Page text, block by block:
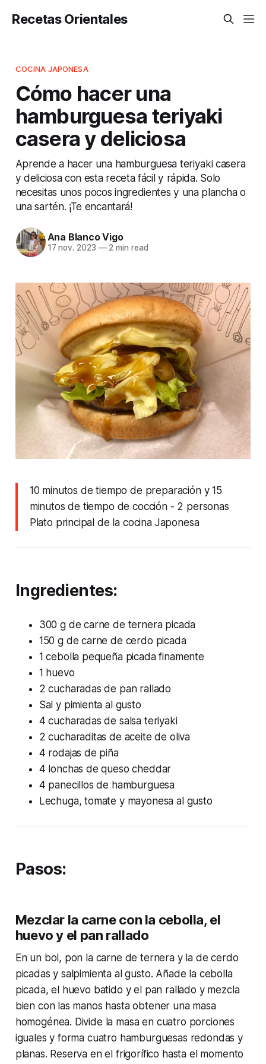
Recetas Orientales
COCINA JAPONESA
Cómo hacer una
hamburguesa teriyaki
casera y deliciosa
Aprende a hacer una hamburguesa teriyaki casera
y deliciosa con esta receta fácil y rápida. Solo
necesitas unos pocos ingredientes y una plancha o
una sartén. ¡Te encantará!
Ana Blanco Vigo
17 nov. 2023 —2 min read
10 minutos de tiempo de preparación y 15
minutos de tiempo de cocción- 2 personas
Plato principal de la cocina Japonesa
Ingredientes:
300 g de carne de ternera picada
150 g de carne de cerdo picada
1 cebolla pequeña picada finamente
1 huevo
2 cucharadas de pan rallado
Sal y pimienta al gusto
4 cucharadas de salsa teriyaki
2 cucharaditas de aceite de oliva
4 rodajas de piña
4 lonchas de queso cheddar
4 panecillos de hamburguesa
Lechuga, tomate y mayonesa al gusto
Pasos:
Mezclar la carne con la cebolla, el
huevo y el pan rallado
En un bol, pon la carne de ternera y la de cerdo
picadas y salpimienta al gusto. Añade la cebolla
picada, el huevo batido y el pan rallado y mezcla
bien con las manos hasta obtener una masa
homogénea. Divide la masa en cuatro porciones
iguales y forma cuatro hamburguesas redondas y
planas. Reserva en el frigorífico hasta el momento